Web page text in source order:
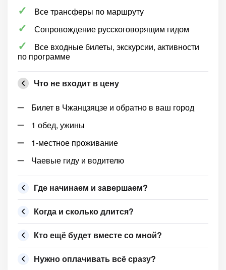
Все трансферы по маршруту
Сопровождение русскоговорящим гидом
Все входные билеты, экскурсии, активности
по программе
Что не входит в цену
Билет в Чжанцзяцзе и обратно в ваш город
1 обед, ужины
1-местное проживание
Чаевые гиду и водителю
Где начинаем и завершаем?
Когда и сколько длится?
Кто ещё будет вместе со мной?
Нужно оплачивать всё сразу?